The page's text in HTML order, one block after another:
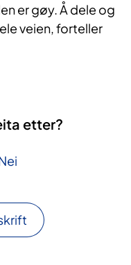
er gøy. Å dele og
veien, forteller
etter?